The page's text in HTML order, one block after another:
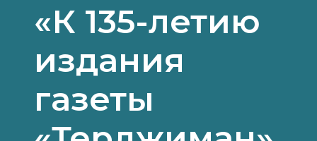
«К 135-летию
издания
газеты